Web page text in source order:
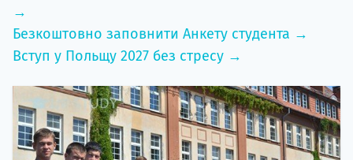
→
Безкоштовно заповнити Анкету студента →
Вступ у Польщу 2027 без стресу →